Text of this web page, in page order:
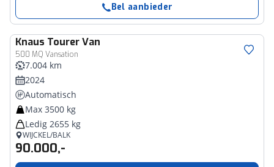
Bel aanbieder
Knaus Tourer Van
500 MQ Vansation
7.004 km
2024
Automatisch
Max 3500 kg
Ledig 2655 kg
WIJCKEL/BALK
90.000,-